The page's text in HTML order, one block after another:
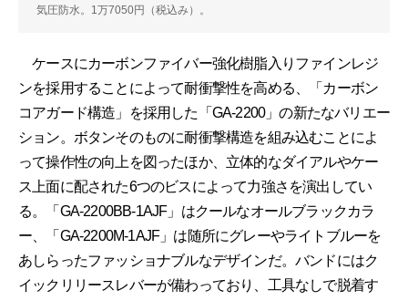
気圧防水。1万7050円（税込み）。
ケースにカーボンファイバー強化樹脂入りファインレジ
ンを採用することによって耐衝撃性を高める、「カーボン
コアガード構造」を採用した「GA-2200」の新たなバリエー
ション。ボタンそのものに耐衝撃構造を組み込むことによ
って操作性の向上を図ったほか、立体的なダイアルやケー
ス上面に配された6つのビスによって力強さを演出してい
る。「GA-2200BB-1AJF」はクールなオールブラックカラ
ー、「GA-2200M-1AJF」は随所にグレーやライトブルーを
あしらったファッショナブルなデザインだ。バンドにはク
イックリリースレバーが備わっており、工具なしで脱着す